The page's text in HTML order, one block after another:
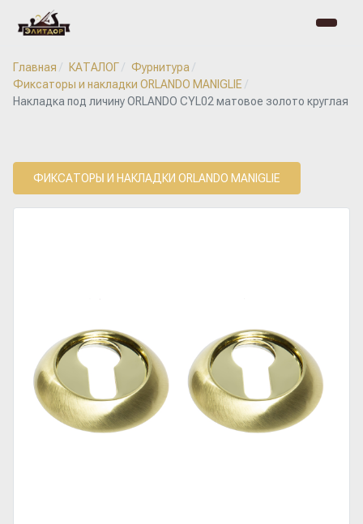
Главная КАТАЛОГ
Фурнитура
Фиксаторы и накладки ORLANDO MANIGLIE
Накладка под личину ORLANDO CYL02 матовое золото круглая
ФИКСАТОРЫ И НАКЛАДКИ ORLANDO MANIGLIE